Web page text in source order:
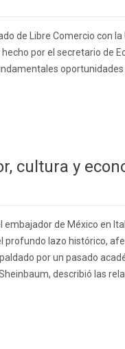
de Libre Comercio con la
por el secretario de
oportunidades
cultura y
embajador de México en
profundo lazo histórico,
por un pasado
describió las